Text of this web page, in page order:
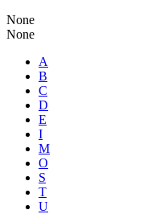
None
None
A
B
C
D
E
I
M
O
S
T
U